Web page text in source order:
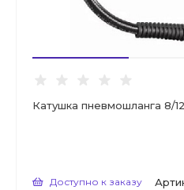
Катушка пневмошланга 8/
Доступно к заказу